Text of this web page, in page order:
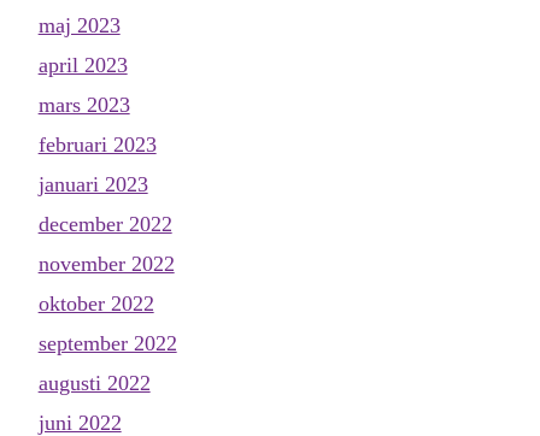
maj 2023
april 2023
mars 2023
februari 2023
januari 2023
december 2022
november 2022
oktober 2022
september 2022
augusti 2022
juni 2022